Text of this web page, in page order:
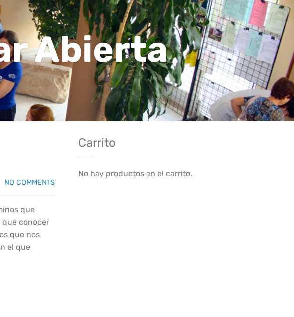
Abierta
NO COMMENTS
que
que conocer
que nos
el que
Carrito
No hay productos en el carrito.